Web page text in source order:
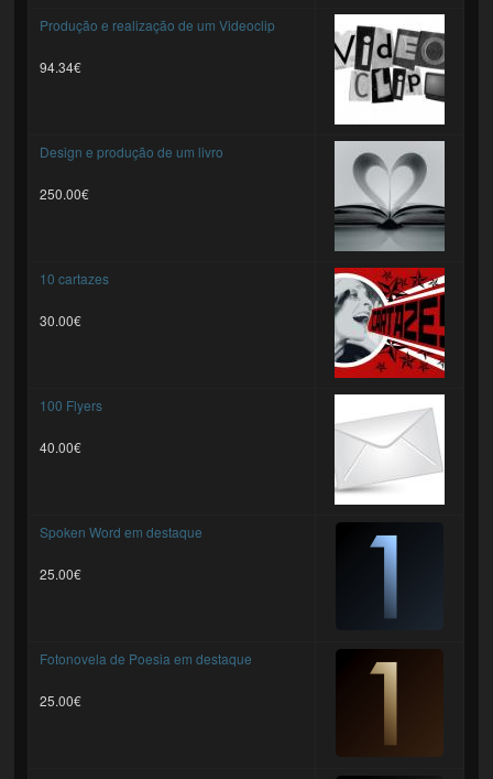
Produção e realização de um Videoclip
94.34€
Design e produção de um livro
250.00€
10 cartazes
30.00€
100 Flyers
40.00€
Spoken Word em destaque
25.00€
Fotonovela de Poesia em destaque
25.00€